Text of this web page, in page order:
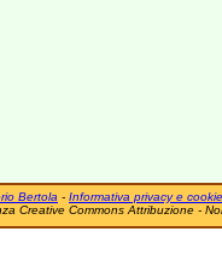
Bertola - Informativa privacy e cookie
Creative Commons Attribuzione -